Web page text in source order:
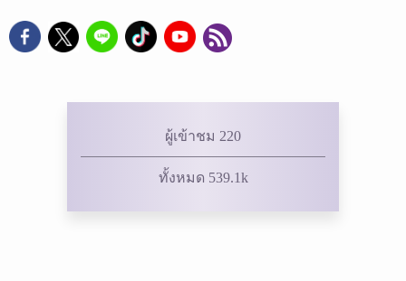
ผู้เข้าชม 220
ทั้งหมด 539.1k